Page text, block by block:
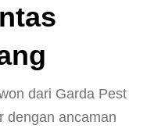
dari Garda Pest
dengan ancaman